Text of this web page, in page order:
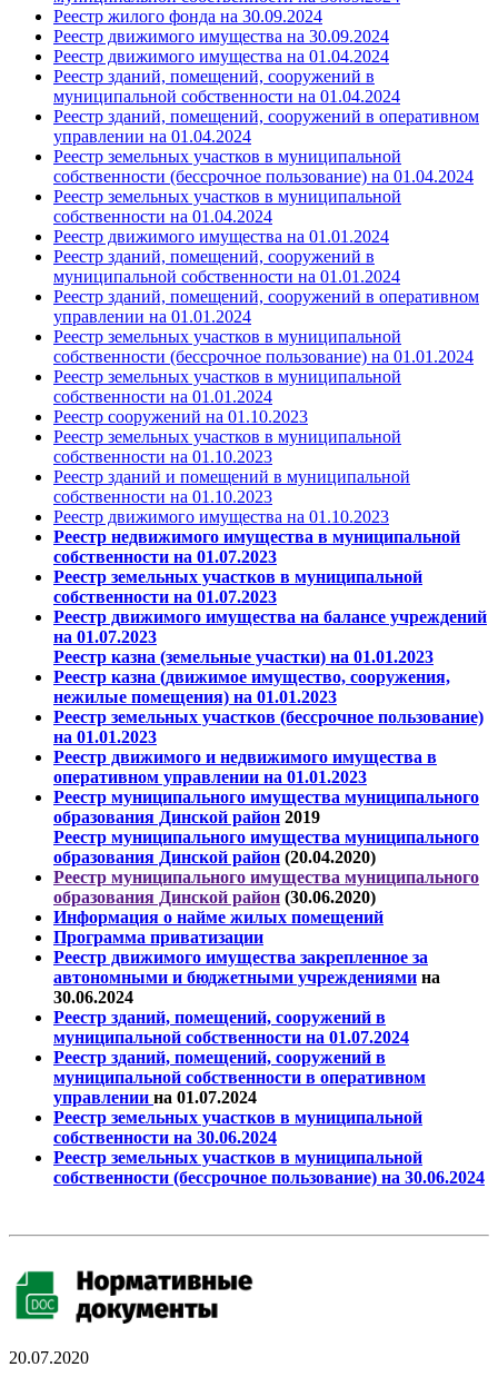
Реестр жилого фонда на 30.09.2024
Реестр движимого имущества на 30.09.2024
Реестр движимого имущества на 01.04.2024
Реестр зданий, помещений, сооружений в
муниципальной собственности на 01.04.2024
Реестр зданий, помещений, сооружений в оперативном
управлении на 01.04.2024
Реестр земельных участков в муниципальной
собственности (бессрочное пользование) на 01.04.2024
Реестр земельных участков в муниципальной
собственности на 01.04.2024
Реестр движимого имущества на 01.01.2024
Реестр зданий, помещений, сооружений в
муниципальной собственности на 01.01.2024
Реестр зданий, помещений, сооружений в оперативном
управлении на 01.01.2024
Реестр земельных участков в муниципальной
собственности (бессрочное пользование) на 01.01.2024
Реестр земельных участков в муниципальной
собственности на 01.01.2024
Реестр сооружений на 01.10.2023
Реестр земельных участков в муниципальной
собственности на 01.10.2023
Реестр зданий и помещений в муниципальной
собственности на 01.10.2023
Реестр движимого имущества на 01.10.2023
Реестр недвижимого имущества в муниципальной
собственности на 01.07.2023
Реестр земельных участков в муниципальной
собственности на 01.07.2023
Реестр движимого имущества на балансе учреждений
на 01.07.2023
Реестр казна (земельные участки) на 01.01.2023
Реестр казна (движимое имущество, сооружения,
нежилые помещения) на 01.01.2023
Реестр земельных участков (бессрочное пользование)
на 01.01.2023
Реестр движимого и недвижимого имущества в
оперативном управлении на 01.01.2023
Реестр муниципального имущества муниципального
образования Динской район 2019
Реестр муниципального имущества муниципального
образования Динской район (20.04.2020)
Реестр муниципального имущества муниципального
образования Динской район (30.06.2020)
Информация о найме жилых помещений
Программа приватизации
Реестр движимого имущества закрепленное за
автономными и бюджетными учреждениями на
30.06.2024
Реестр зданий, помещений, сооружений в
муниципальной собственности на 01.07.2024
Реестр зданий, помещений, сооружений в
муниципальной собственности в оперативном
управлении на 01.07.2024
Реестр земельных участков в муниципальной
собственности на 30.06.2024
Реестр земельных участков в муниципальной
собственности (бессрочное пользование) на 30.06.2024
20.07.2020